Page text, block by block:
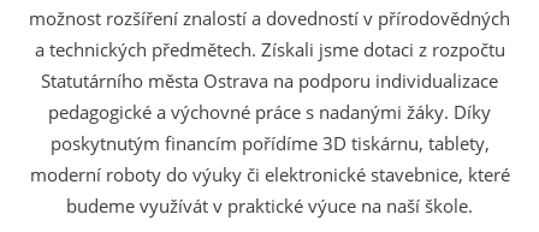
možnost rozšíření znalostí a dovedností v přírodovědných
a technických předmětech. Získali jsme dotaci z rozpočtu
Statutárního města Ostrava na podporu individualizace
pedagogické a výchovné práce s nadanými žáky. Díky
poskytnutým financím pořídíme 3D tiskárnu, tablety,
moderní roboty do výuky či elektronické stavebnice, které
budeme využívát v praktické výuce na naší škole.